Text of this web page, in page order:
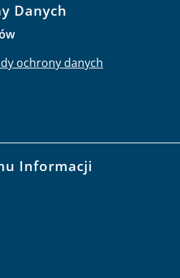
Danych
ochrony danych
Informacji